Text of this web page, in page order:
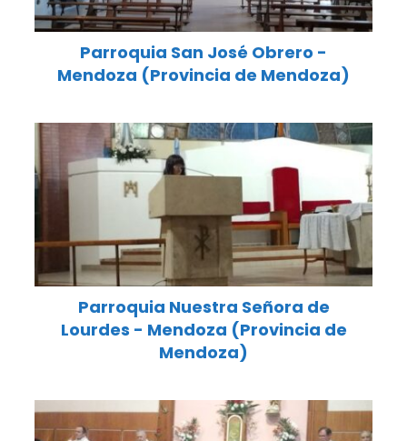
Parroquia San José Obrero -
Mendoza (Provincia de Mendoza)
Parroquia Nuestra Señora de
Lourdes - Mendoza (Provincia de
Mendoza)